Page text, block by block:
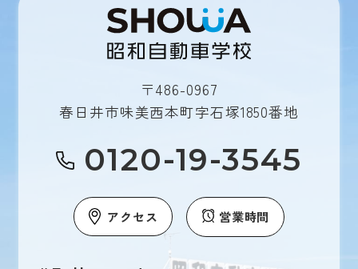
〒486-0967
春日井市味美西本町字石塚1850番地
0120-19-3545
アクセス 営業時間